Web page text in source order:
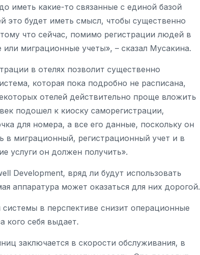
иметь какие-то связанные с единой базой
это будет иметь смысл, чтобы существенно
что сейчас, помимо регистрации людей в
миграционные учеты», – сказал Мусакина.
в отелях позволит существенно
которая пока подробно не расписана,
отелей действительно проще вложить
подошел к киоску саморегистрации,
для номера, а все его данные, поскольку он
в миграционный, регистрационный учет и в
услуги он должен получить».
Development, вряд ли будут использовать
аппаратура может оказаться для них дорогой.
в перспективе снизит операционные
кого себя выдает.
заключается в скорости обслуживания, в